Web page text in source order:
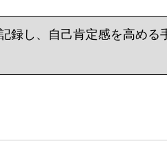
録し、自己肯定感を高め